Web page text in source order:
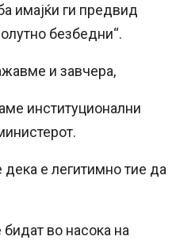
имајќи ги предвид
безбедни“.
и завчера,
институционални
е легитимно тие да
во насока на